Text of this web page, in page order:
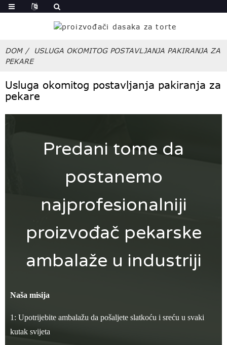
DOM
USLUGA OKOMITOG POSTAVLJANJA PAKIRANJA ZA
PEKARE
Usluga okomitog postavljanja pakiranja za
pekare
Predani tome da
postanemo
najprofesionalniji
proizvođač pekarske
ambalaže u industriji
Naša misija
1: Upotrijebite ambalažu da pošaljete slatkoću i sreću u svaki
kutak svijeta